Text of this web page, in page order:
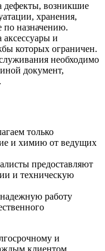
дефекты, возникшие
хранения,
по назначению.
аксессуары и
которых ограничен.
необходимо
документ,
только
и химию от ведущих
предоставляют
и техническую
работу
и
клиентом,